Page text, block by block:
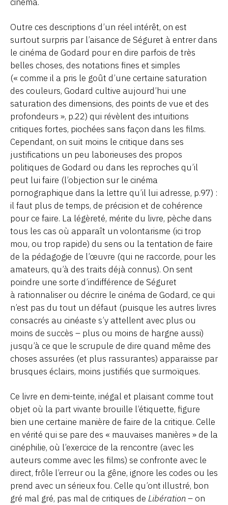
Outre ces descriptions d’un réel intérêt, on est
surtout surpris par l’aisance de Séguret à entrer dans
le cinéma de Godard pour en dire parfois de très
belles choses, des notations fines et simples
(« comme il a pris le goût d’une certaine saturation
des couleurs, Godard cultive aujourd’hui une
saturation des dimensions, des points de vue et des
profondeurs », p.22) qui révèlent des intuitions
critiques fortes, piochées sans façon dans les films.
Cependant, on suit moins le critique dans ses
justifications un peu laborieuses des propos
politiques de Godard ou dans les reproches qu’il
peut lui faire (l’objection sur le cinéma
pornographique dans la lettre qu’il lui adresse, p.97) :
il faut plus de temps, de précision et de cohérence
pour ce faire. La légèreté, mérite du livre, pèche dans
tous les cas où apparaît un volontarisme (ici trop
mou, ou trop rapide) du sens ou la tentation de faire
de la pédagogie de l’œuvre (qui ne raccorde, pour les
amateurs, qu’à des traits déjà connus). On sent
poindre une sorte d’indifférence de Séguret
à rationnaliser ou décrire le cinéma de Godard, ce qui
n’est pas du tout un défaut (puisque les autres livres
consacrés au cinéaste s’y attellent avec plus ou
moins de succès – plus ou moins de hargne aussi)
jusqu’à ce que le scrupule de dire quand même des
choses assurées (et plus rassurantes) apparaisse par
brusques éclairs, moins justifiés que surmoïques.
Ce livre en demi-teinte, inégal et plaisant comme tout
objet où la part vivante brouille l’étiquette, figure
bien une certaine manière de faire de la critique. Celle
en vérité qui se pare des « mauvaises manières » de la
cinéphilie, où l’exercice de la rencontre (avec les
auteurs comme avec les films) se confronte avec le
direct, frôle l’erreur ou la gêne, ignore les codes ou les
prend avec un sérieux fou. Celle qu’ont illustré, bon
gré mal gré, pas mal de critiques de Libération– on